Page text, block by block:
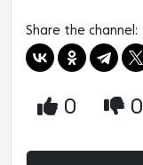
Share the channel:
0 0